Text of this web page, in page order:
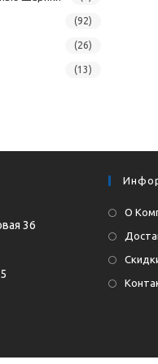
(92)
(26)
(13)
36
О